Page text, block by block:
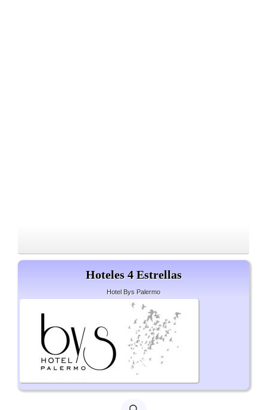
Hoteles 4 Estrellas
Hotel Bys Palermo